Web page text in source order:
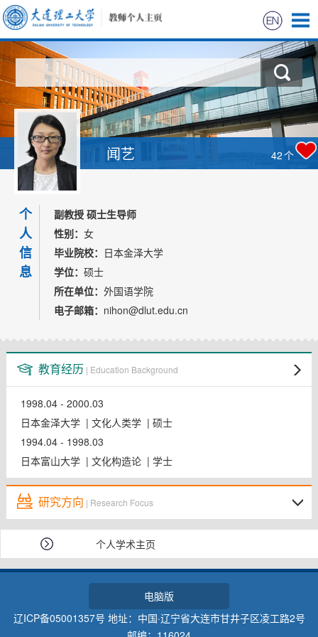
首页
科学研究
教学研究
获奖信息
招生信息
学生信息
我的相册
教师博客
闻艺 42个
个
人
信
息
副教授 硕士生导师
性别： 女
毕业院校： 日本金泽大学
学位： 硕士
所在单位： 外国语学院
电子邮箱： nihon@dlut.edu.cn
教育经历 | Education Background
1998.04 - 2000.03
日本金泽大学 | 文化人类学 | 硕士
1994.04 - 1998.03
日本富山大学 | 文化构造论 | 学士
研究方向 | Research Focus
个人学术主页
电脑版
辽ICP备05001357号 地址：中国·辽宁省大连市甘井子区凌工路2号